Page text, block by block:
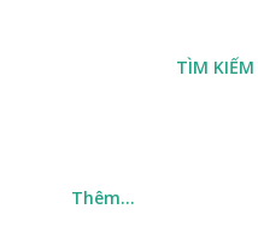
TÌM KIẾM
Thêm…